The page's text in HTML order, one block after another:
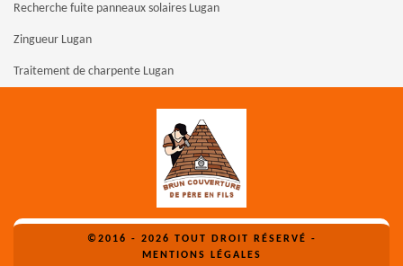
Recherche fuite panneaux solaires Lugan
Zingueur Lugan
Traitement de charpente Lugan
©2016 - 2026 TOUT DROIT RÉSERVÉ -
MENTIONS LÉGALES